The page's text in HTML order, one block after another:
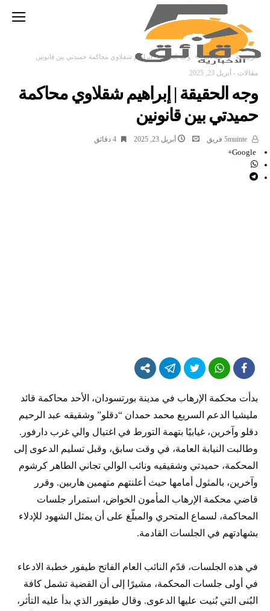
‫الرئيسية‬ مقالات وجه الحقيقة | إبراهيم شقلاوي محاكمة حميدتي بين قانونين
مقالات - أبريل 23, 2025
وجه الحقيقة | إبراهيم شقلاوي محاكمة
حميدتي بين قانونين
أبريل 23, 2025 4 ‫دقائق‬
Google+
بدأت محكمة الإرهاب في مدينة بورتسودان، الأحد محاكمة قائد
مليشيا الدعم السريع محمد حمدان “دقلو” وشقيقه عبد الرحيم
دقلو وآخرين، غيابيًا بتهمة التورط في اغتيال والي غرب دارفور.
وطالبت النيابة العامة، في وقت سابق، وقبل تسليم الدعوى إلى
المحكمة، حميدتي وشقيقيه ونائب الوالي تجاني الطاهر كرشوم
وآخرين، بالمثول أمامها حيث أعلنتهم متهمين هاربين. وقرر
قاضي محكمة الإرهاب المأمون الخواض، استمرار جلسات
المحاكمة، لسماع المتحري والمبلّغ على أن يمثل الشهود للإدلاء
بشهادتهم في الجلسات القادمة.
في هذه الجلسات، قدّم النائب العام الفاتح طيفور خطبة الادعاء
في أولى جلسات المحكمة، مشيرًا إلى أن القضية تشمل كافة
البُنى التي بُنيت عليها الدعوى. وقال طيفور الذي بدأ عليه التأثر،